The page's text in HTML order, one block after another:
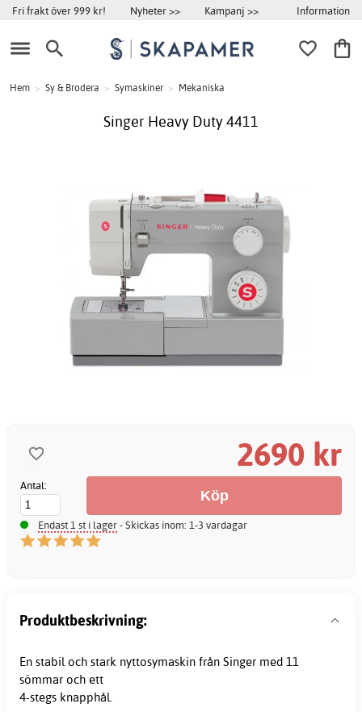
Fri frakt över 999 kr! Nyheter >> Kampanj >> Information
Hem > Sy & Brodera > Symaskiner > Mekaniska
Singer Heavy Duty 4411
2690 kr
Antal:
Endast 1 st i lager- Skickas inom: 1-3 vardagar
Produktbeskrivning:
En stabil och stark nyttosymaskin från Singer med 11
sömmar och ett
4-stegs knapphål.